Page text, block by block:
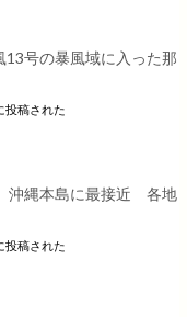
号の暴風域に入った那
投稿された
沖縄本島に最接近 各地
投稿された